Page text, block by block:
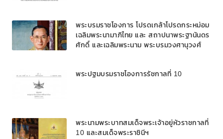
พระบรมราชโองการ โปรดเกล้าโปรดกระหม่อม
เฉลิมพระนามาภิไทย และ สถาปนาพระฐานันดร
ศักดิ์ และเฉลิมพระนาม พระบรมวงศานุวงศ์
พระปฐมบรมราชโองการรัชกาลที่ 10
พระนามพระบาทสมเด็จพระเจ้าอยู่หัวราชกาลที่
10 และสมเด็จพระราชินีฯ